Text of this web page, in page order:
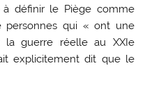
à définir le Piège comme
personnes qui « ont une
la guerre réelle au XXIe
explicitement dit que le